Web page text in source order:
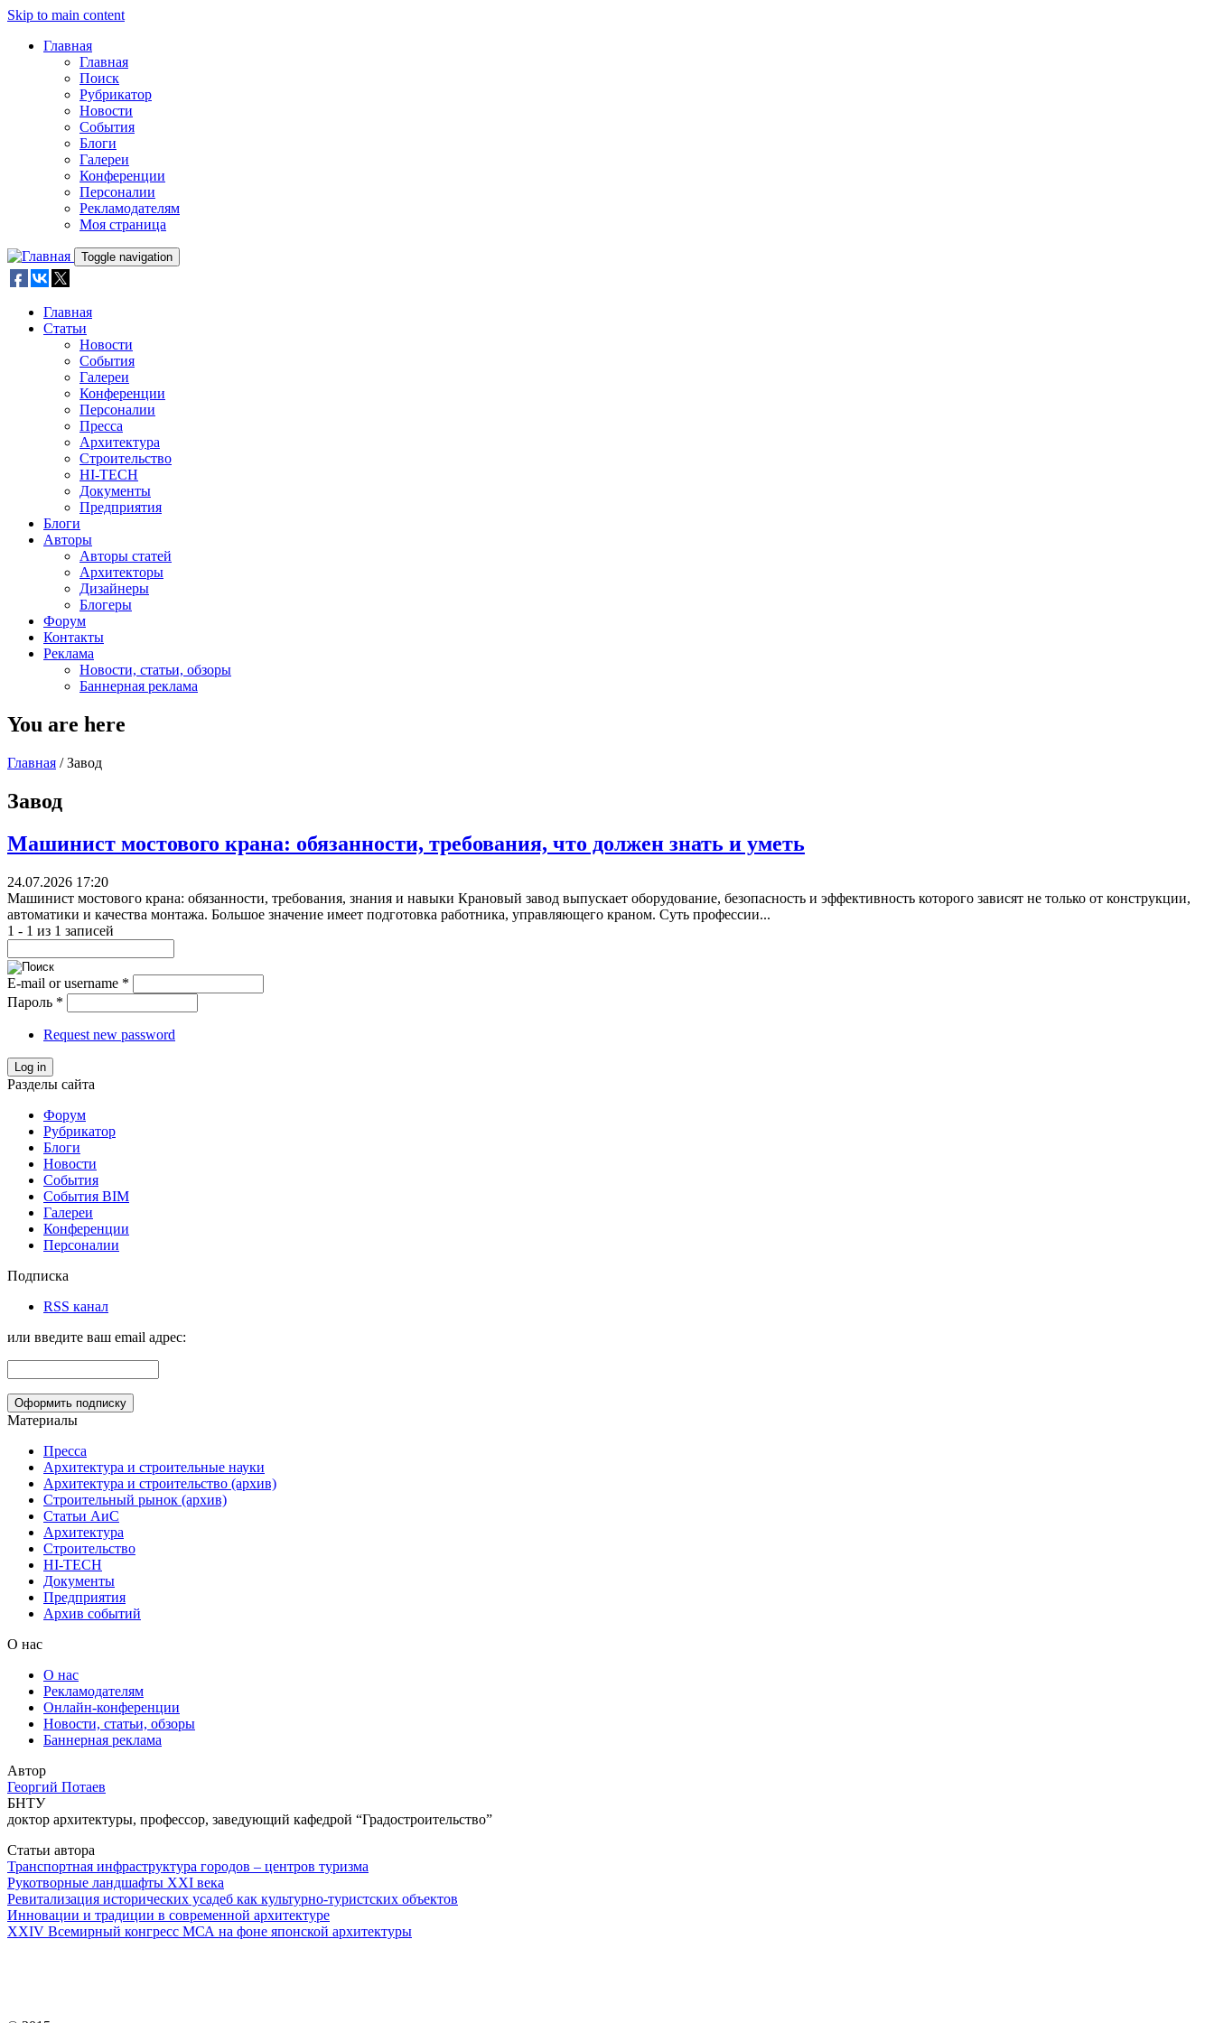
Skip to main content
Главная
Главная
Поиск
Рубрикатор
Новости
События
Блоги
Галереи
Конференции
Персоналии
Рекламодателям
Моя страница
Toggle navigation
Главная
Статьи
Новости
События
Галереи
Конференции
Персоналии
Пресса
Архитектура
Строительство
HI-TECH
Документы
Предприятия
Блоги
Авторы
Авторы статей
Архитекторы
Дизайнеры
Блогеры
Форум
Контакты
Реклама
Новости, статьи, обзоры
Баннерная реклама
You are here
Главная / Завод
Завод
Машинист мостового крана: обязанности, требования, что должен знать и уметь
24.07.2026 17:20
Машинист мостового крана: обязанности, требования, знания и навыки Крановый завод выпускает оборудование, безопасность и эффективность которого зависят не только от конструкции,
автоматики и качества монтажа. Большое значение имеет подготовка работника, управляющего краном. Суть профессии...
1 - 1 из 1 записей
E-mail or username *
Пароль *
Request new password
Log in
Разделы сайта
Форум
Рубрикатор
Блоги
Новости
События
События BIM
Галереи
Конференции
Персоналии
Подписка
RSS канал
или введите ваш email адрес:
Материалы
Пресса
Архитектура и строительные науки
Архитектура и строительство (архив)
Строительный рынок (архив)
Статьи АиС
Архитектура
Строительство
HI-TECH
Документы
Предприятия
Архив событий
О нас
О нас
Рекламодателям
Онлайн-конференции
Новости, статьи, обзоры
Баннерная реклама
Автор
Георгий Потаев
БНТУ
доктор архитектуры, профессор, заведующий кафедрой “Градостроительство”
Статьи автора
Транспортная инфраструктура городов – центров туризма
Рукотворные ландшафты ХХI века
Ревитализация исторических усадеб как культурно-туристских объектов
Инновации и традиции в современной архитектуре
XXIV Всемирный конгресс МСА на фоне японской архитектуры